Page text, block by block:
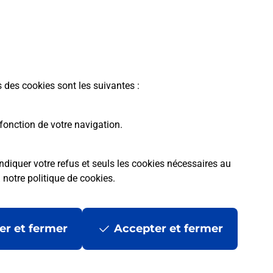
cookies sont les suivantes :
de votre navigation.
votre refus et seuls les cookies nécessaires au
notre politique de cookies.
et fermer Accepter et fermer